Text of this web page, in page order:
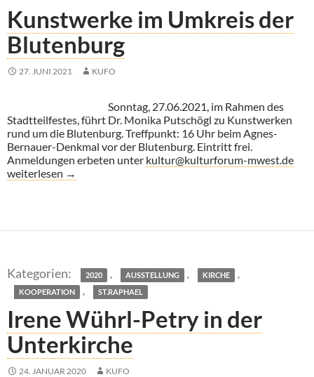
Kunstwerke im Umkreis der
Blutenburg
27. JUNI 2021 KUFO
Sonntag, 27.06.2021, im Rahmen des
Stadtteilfestes, führt Dr. Monika Putschögl zu Kunstwerken
rund um die Blutenburg. Treffpunkt: 16 Uhr beim Agnes-
Bernauer-Denkmal vor der Blutenburg. Eintritt frei.
Anmeldungen erbeten unter kultur@kulturforum-mwest.de
Kunstwerke im Umkreis der Blutenburg
weiterlesen →
2020 , AUSSTELLUNG , KIRCHE ,
KOOPERATION , ST.RAPHAEL
Irene Wührl-Petry in der
Unterkirche
24. JANUAR 2020 KUFO